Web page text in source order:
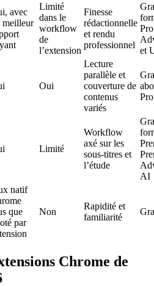
avec
meilleur
Limité
dans le
workflow
de
l’extension
Finesse
rédactionnelle
et rendu
professionnel
et
Oui
Lecture
parallèle et
couverture de
contenus
variés
Pro
Limité
Workflow
axé sur les
sous-titres et
l’étude
AI
natif
que
par
Non
Rapidité et
familiarité
Chrome de